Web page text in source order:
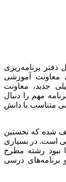
دفتر برنامه‌ریزی
آموزشی
جدید، معاونت
مهم را دنبال
متناسب با دانش
شده که نخستین
است. در بسیاری
نبود رشته مطرح
درسی